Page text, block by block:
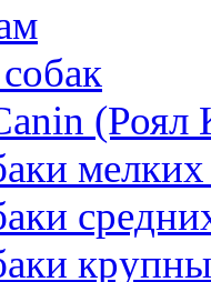
(Роял
мелких